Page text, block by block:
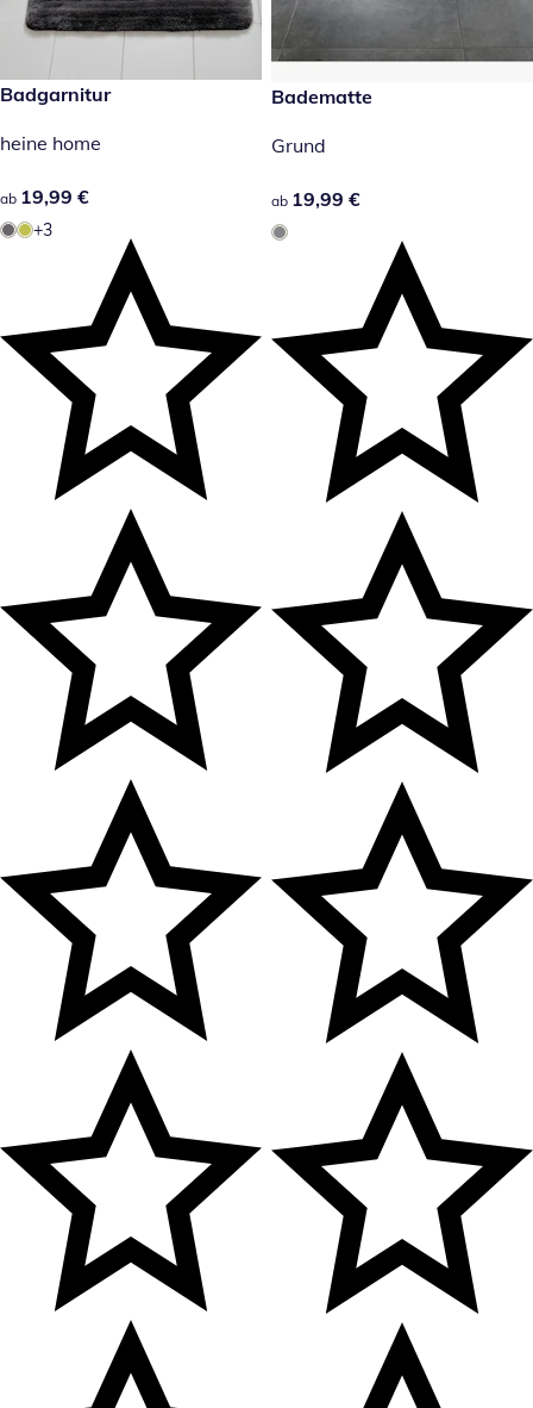
19,99 €
Badgarnitur
heine home
19,99 €
ab 19,99 €
+3
19,99 €
Badematte
Grund
19,99 €
ab 19,99 €